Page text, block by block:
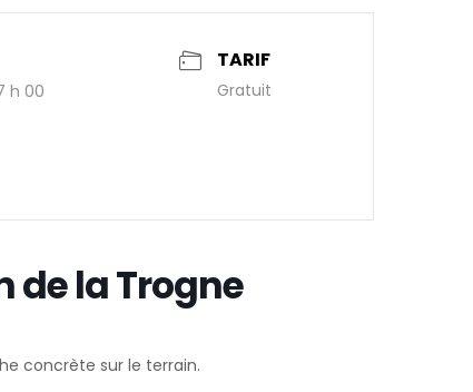
h 00
TARIF
Gratuit
de la Trogne
concrète sur le terrain.